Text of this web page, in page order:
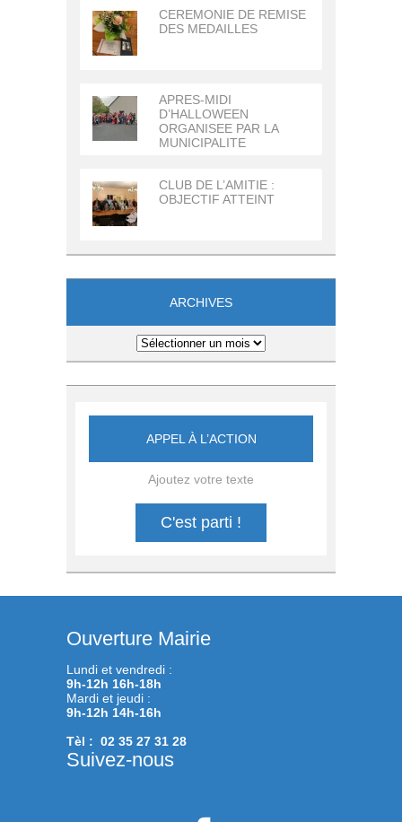
CEREMONIE DE REMISE
DES MEDAILLES
APRES-MIDI
D’HALLOWEEN
ORGANISEE PAR LA
MUNICIPALITE
CLUB DE L’AMITIE :
OBJECTIF ATTEINT
ARCHIVES
APPEL À L’ACTION
Ajoutez votre texte
C'est parti !
Ouverture Mairie
Lundi et vendredi :
9h-12h 16h-18h
Mardi et jeudi :
9h-12h 14h-16h
Tèl : 02 35 27 31 28
Suivez-nous